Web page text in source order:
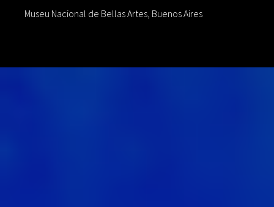
Museu Nacional de Bellas Artes, Buenos Aires